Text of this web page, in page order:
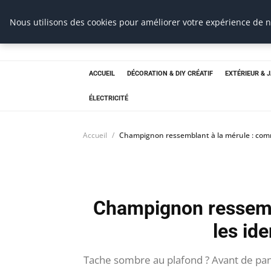
CBA
ACCUEIL DÉCORATION & DIY CRÉATIF EXTÉRIEUR &
ÉLECTRICITÉ
Accueil Champignon ressemblant à la mérule :
Champignon
les
Tache sombre au plafond ? Avant de
Nous utilisons des cookies pour améliorer votre expérience